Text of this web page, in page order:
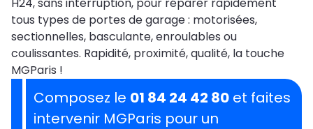
tous types de portes de garage : motorisées,
sectionnelles, basculante, enroulables ou
coulissantes. Rapidité, proximité, qualité, la touche
MGParis !
Composez le 01 84 24 42 80 et faites
intervenir MGParis pour un